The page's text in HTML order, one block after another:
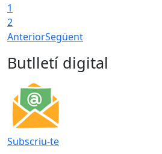
1
2
AnteriorSegüent
Butlletí digital
Subscriu-te